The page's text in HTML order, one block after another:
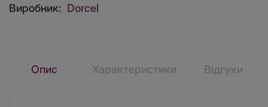
Виробник: Dorcel
Опис Характеристики Відгуки